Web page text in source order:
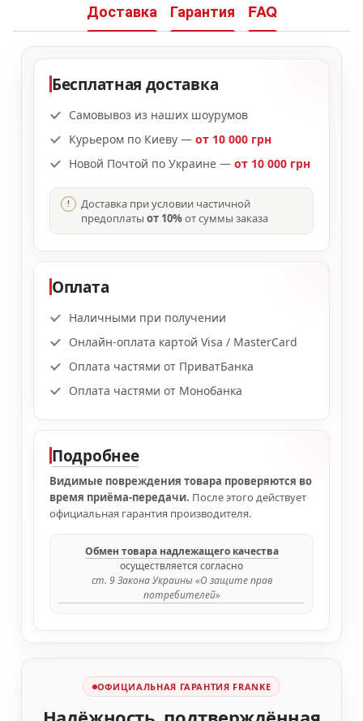
Доставка Гарантия FAQ
Бесплатная доставка
Самовывоз из наших шоурумов
Курьером по Киеву — от 10 000 грн
Новой Почтой по Украине — от 10 000 грн
Доставка при условии частичной
предоплаты от 10%от суммы заказа
Оплата
Наличными при получении
Онлайн-оплата картой Visa / MasterCard
Оплата частями от ПриватБанка
Оплата частями от Монобанка
Подробнее
Видимые повреждения товара проверяются во
время приёма-передачи. После этого действует
официальная гарантия производителя.
Обмен товара надлежащего качества
осуществляется согласно
ст. 9 Закона Украины «О защите прав
потребителей»
ОФИЦИАЛЬНАЯ ГАРАНТИЯ FRANKE